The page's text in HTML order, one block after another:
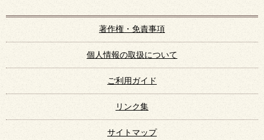
著作権・免責事項
個人情報の取扱について
ご利用ガイド
リンク集
サイトマップ